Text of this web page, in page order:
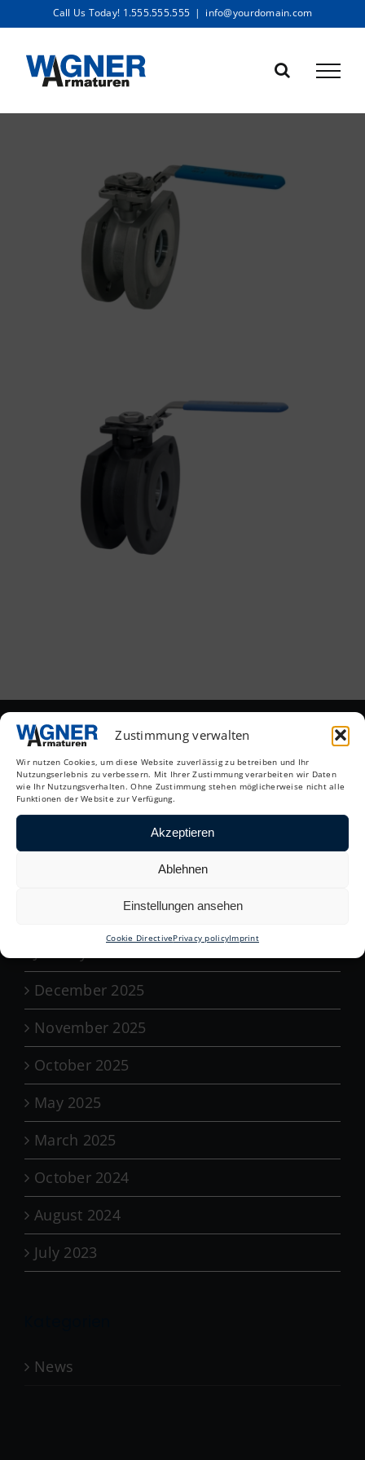
Zustimmung verwalten
Wir nutzen Cookies, um diese Website zuverlässig zu betreiben und Ihr
Nutzungserlebnis zu verbessern. Mit Ihrer Zustimmung verarbeiten wir Daten
wie Ihr Nutzungsverhalten. Ohne Zustimmung stehen möglicherweise nicht alle
Funktionen der Website zur Verfügung.
Akzeptieren
Ablehnen
Einstellungen ansehen
Cookie DirectivePrivacy policyImprint
to
content
Call Us Today! 1.555.555.555 | info@yourdomain.com
Archive
August 2026
December 2025
November 2025
October 2025
May 2025
March 2025
October 2024
August 2024
July 2023
News